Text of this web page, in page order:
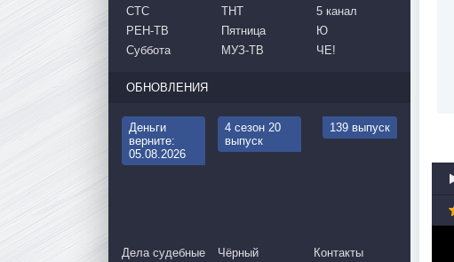
СТС
РЕН-ТВ
Суббота
ТНТ
Пятница
МУЗ-ТВ
5 канал
Ю
ЧЕ!
ОБНОВЛЕНИЯ
Деньги
верните:
05.08.2026
Дела судебные
4 сезон 20
выпуск
Чёрный
139 выпуск
Контакты